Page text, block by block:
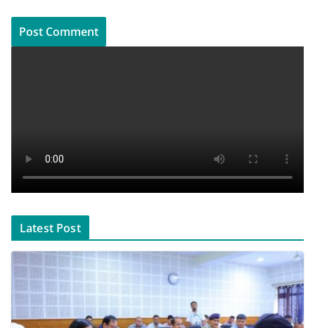
Latest Post